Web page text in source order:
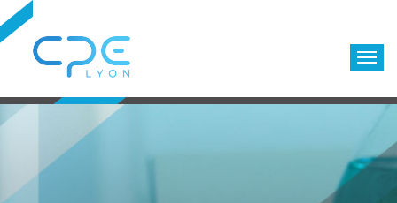
Formations qualifiantes
Cookies management panel